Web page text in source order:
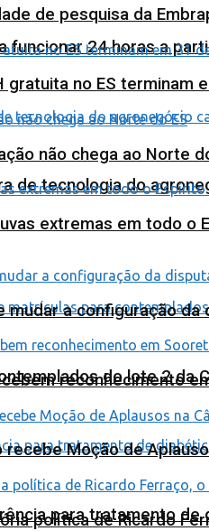
funcionar 24 horas a
de tecnologia do
do lote 2 da
para tratamento
de pesquisa da
gratuita no ES terminam
não chega ao Norte
extremas em todo o
mudar a configuração
reconhecimento
recebe Moção de
política de Ricardo